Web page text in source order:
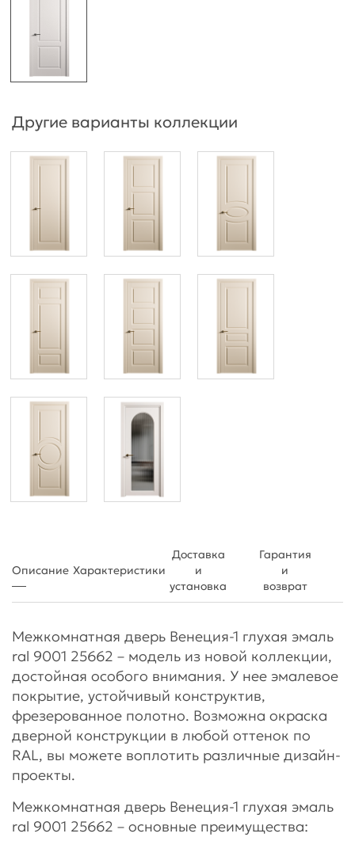
Другие варианты коллекции
Описание Характеристики
Доставка
и
установка
Гарантия
и
возврат
Межкомнатная дверь Венеция-1 глухая эмаль
ral 9001 25662 – модель из новой коллекции,
достойная особого внимания. У нее эмалевое
покрытие, устойчивый конструктив,
фрезерованное полотно. Возможна окраска
дверной конструкции в любой оттенок по
RAL, вы можете воплотить различные дизайн-
проекты.
Межкомнатная дверь Венеция-1 глухая эмаль
ral 9001 25662 – основные преимущества: